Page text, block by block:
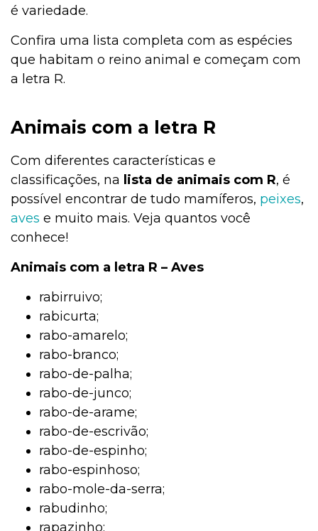
é variedade.
Confira uma lista completa com as espécies
que habitam o reino animal e começam com
a letra R.
Animais com a letra R
Com diferentes características e
classificações, na lista de animais com R, é
possível encontrar de tudo mamíferos, peixes,
aves e muito mais. Veja quantos você
conhece!
Animais com a letra R – Aves
rabirruivo;
rabicurta;
rabo-amarelo;
rabo-branco;
rabo-de-palha;
rabo-de-junco;
rabo-de-arame;
rabo-de-escrivão;
rabo-de-espinho;
rabo-espinhoso;
rabo-mole-da-serra;
rabudinho;
rapazinho;